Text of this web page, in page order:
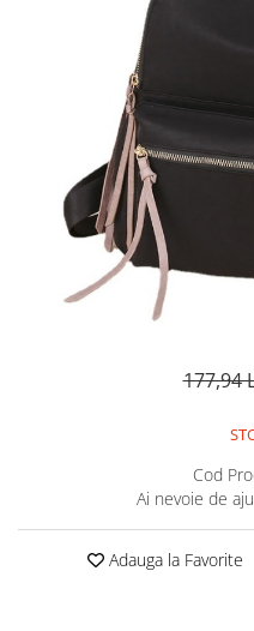
177,94
Cod
Ai nevoie de
Adauga la Favorite